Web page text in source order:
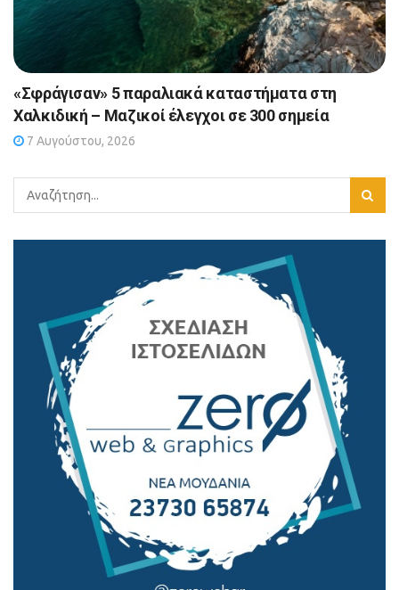
«Σφράγισαν» 5 παραλιακά καταστήματα στη
Χαλκιδική – Μαζικοί έλεγχοι σε 300 σημεία
7 Αυγούστου, 2026